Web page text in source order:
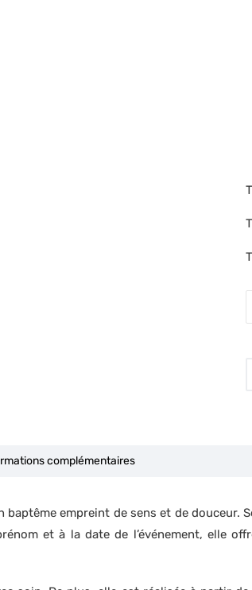
complémentaires
baptême empreint de sens et de douceur.
et à la date de l’événement, elle